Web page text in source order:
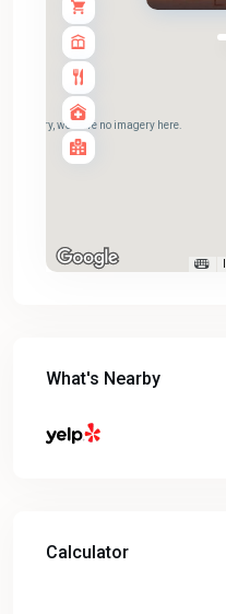
Sorry, we have no imagery here.
What's Nearby
Calculator